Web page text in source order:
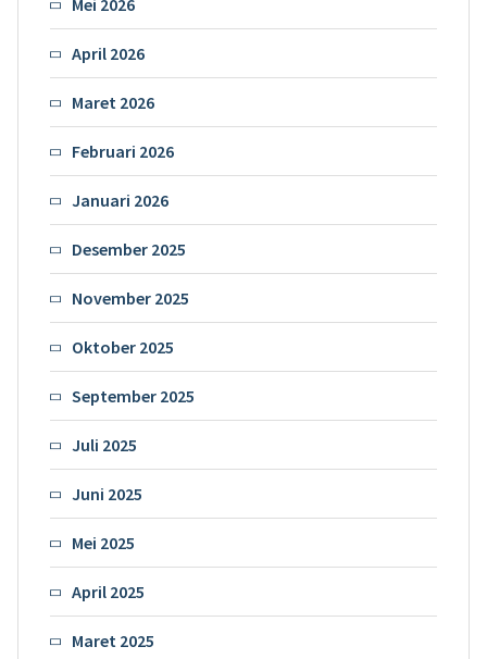
April 2026
Maret 2026
Februari 2026
Januari 2026
Desember 2025
November 2025
Oktober 2025
September 2025
Juli 2025
Juni 2025
Mei 2025
April 2025
Maret 2025